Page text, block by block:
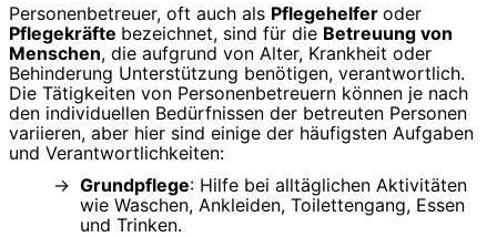
Personenbetreuer, oft auch als Pflegehelfer oder
Pflegekräfte bezeichnet, sind für die Betreuung von
Menschen, die aufgrund von Alter, Krankheit oder
Behinderung Unterstützung benötigen, verantwortlich.
Die Tätigkeiten von Personenbetreuern können je nach
den individuellen Bedürfnissen der betreuten Personen
variieren, aber hier sind einige der häufigsten Aufgaben
und Verantwortlichkeiten:
Grundpflege: Hilfe bei alltäglichen Aktivitäten
wie Waschen, Ankleiden, Toilettengang, Essen
und Trinken.